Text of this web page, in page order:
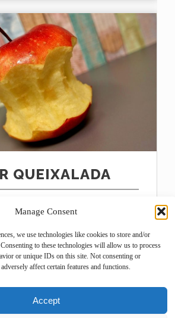
Manage Consent
we use technologies like cookies to store and/or
to these technologies will allow us to process
or unique IDs on this site. Not consenting or
affect certain features and functions.
Accept
QUEIXALADA
que poden, que haurien!
faci...
CONTINUA LLEGINT...